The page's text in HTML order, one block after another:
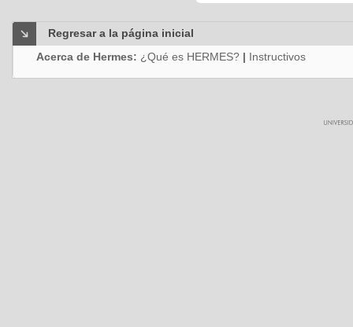
Regresar a la página inicial
Acerca de Hermes: ¿Qué es HERMES? | Instructivos